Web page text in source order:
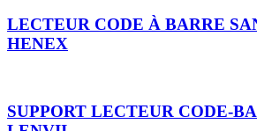
LECTEUR CODE À BARRE
HENEX
SUPPORT LECTEUR